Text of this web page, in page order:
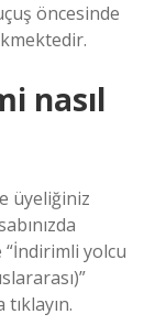
öncesinde
nasıl
üyeliğiniz
“İndirimli yolcu